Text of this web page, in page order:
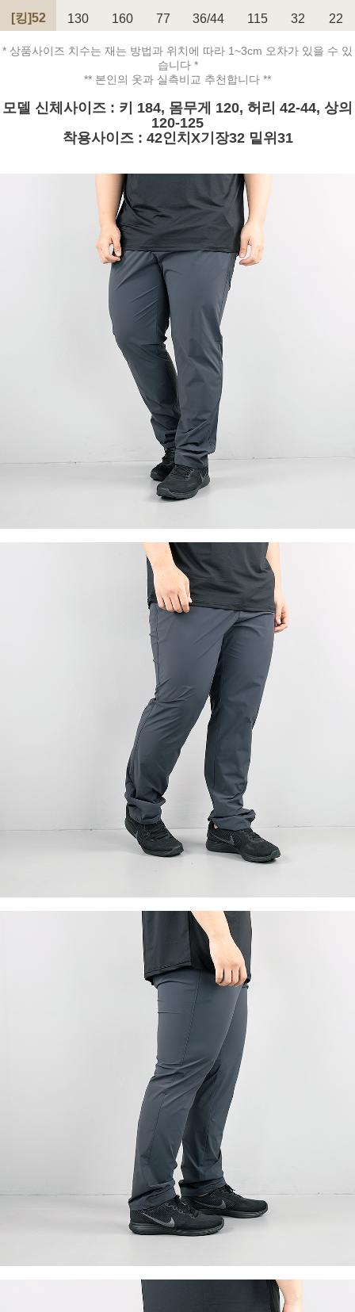
[킹]52
130 160 77 36/44 115 32 22
* 상품사이즈 치수는 재는 방법과 위치에 따라 1~3cm 오차가 있을 수 있
습니다 *
** 본인의 옷과 실측비교 추천합니다 **
모델 신체사이즈 : 키 184, 몸무게 120, 허리 42-44, 상의
120-125
착용사이즈 : 42인치X기장32 밑위31